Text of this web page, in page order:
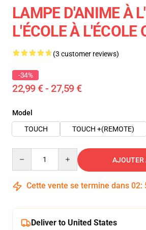
LAMPE D'ANIME À
L'ÉCOLE À
(3 customer reviews)
-34%
22,99 € - 27,59 €
Model
TOUCH
TOUCH +(REMOTE)
AJOUTER
Cette vente se termine dans 02:
Deliver to United States